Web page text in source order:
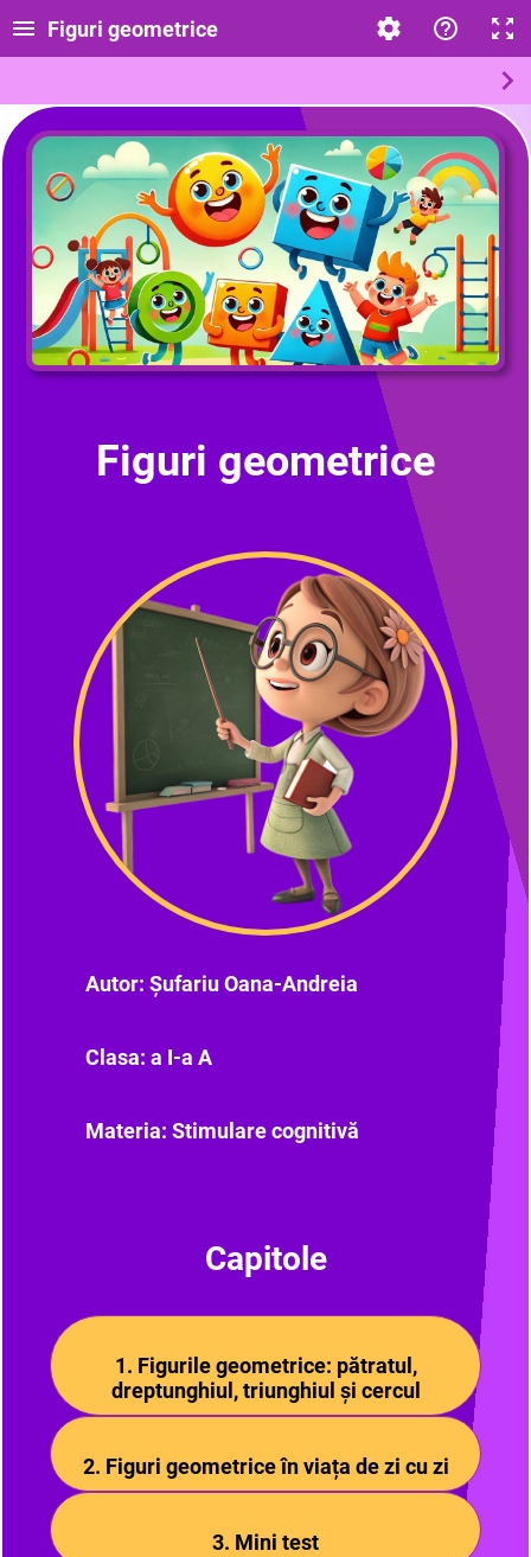
Figuri geometrice
Figuri geometrice
Autor: Șufariu Oana-Andreia
Clasa: a I-a A
Materia: Stimulare cognitivă
Capitole
1. Figurile geometrice: pătratul,
dreptunghiul, triunghiul și cercul
2. Figuri geometrice în viața de zi cu zi
3. Mini test